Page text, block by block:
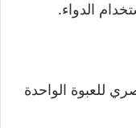
الدواء.
مصري للعبوة الواحدة